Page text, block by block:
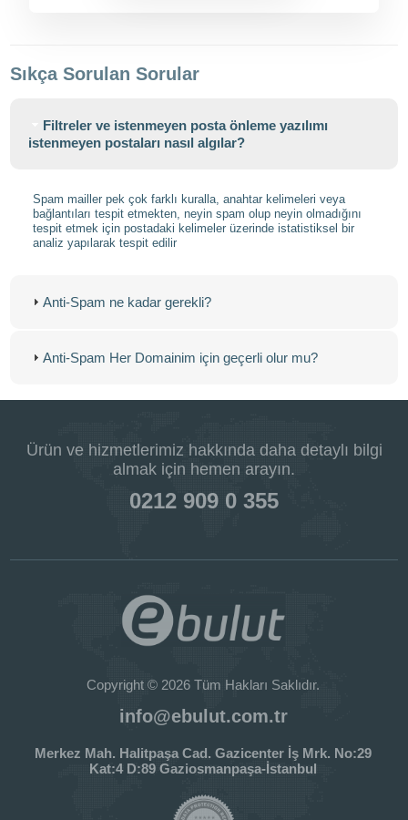
Sıkça Sorulan Sorular
Filtreler ve istenmeyen posta önleme yazılımı
istenmeyen postaları nasıl algılar?
Spam mailler pek çok farklı kuralla, anahtar kelimeleri veya
bağlantıları tespit etmekten, neyin spam olup neyin olmadığını
tespit etmek için postadaki kelimeler üzerinde istatistiksel bir
analiz yapılarak tespit edilir
Anti-Spam ne kadar gerekli?
Anti-Spam Her Domainim için geçerli olur mu?
Ürün ve hizmetlerimiz hakkında daha detaylı bilgi
almak için hemen arayın.
0212 909 0 355
Copyright © 2026 Tüm Hakları Saklıdır.
info@ebulut.com.tr
Merkez Mah. Halitpaşa Cad. Gazicenter İş Mrk. No:29
Kat:4 D:89 Gaziosmanpaşa-İstanbul